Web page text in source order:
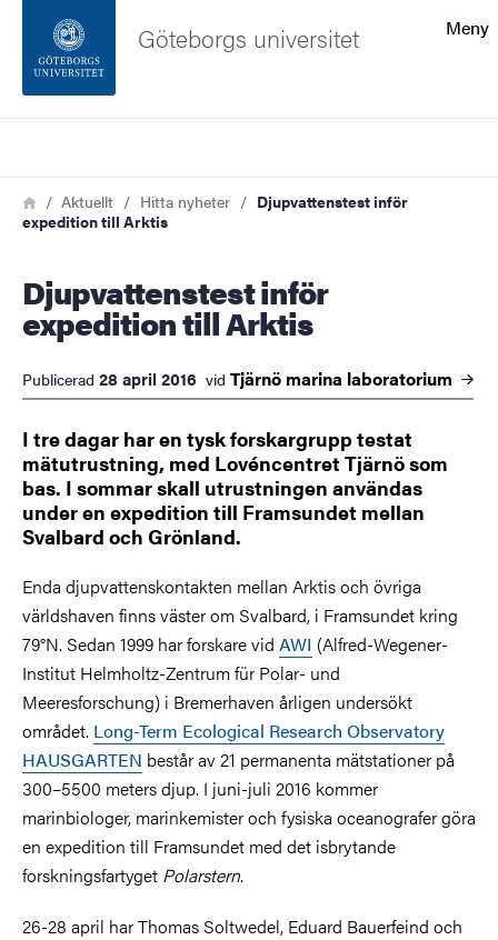
Sidfoten
Om webbplatsen
Meny
Göteborgs universitet
Länkstig
HemAktuellt Hitta nyheter
Djupvattenstest inför
expedition till Arktis
Djupvattenstest inför
expedition till Arktis
Publicerad 28 april 2016 vid Tjärnö marina laboratorium
I tre dagar har en tysk forskargrupp testat
mätutrustning, med Lovéncentret Tjärnö som
bas. I sommar skall utrustningen användas
under en expedition till Framsundet mellan
Svalbard och Grönland.
Enda djupvattenskontakten mellan Arktis och övriga
världshaven finns väster om Svalbard, i Framsundet kring
79°N. Sedan 1999 har forskare vid AWI (Alfred-Wegener-
Institut Helmholtz-Zentrum für Polar- und
Meeresforschung) i Bremerhaven årligen undersökt
området. Long-Term Ecological Research Observatory
HAUSGARTEN består av 21 permanenta mätstationer på
300–5500 meters djup. I juni-juli 2016 kommer
marinbiologer, marinkemister och fysiska oceanografer göra
en expedition till Framsundet med det isbrytande
forskningsfartyget Polarstern.
26-28 april har Thomas Soltwedel, Eduard Bauerfeind och